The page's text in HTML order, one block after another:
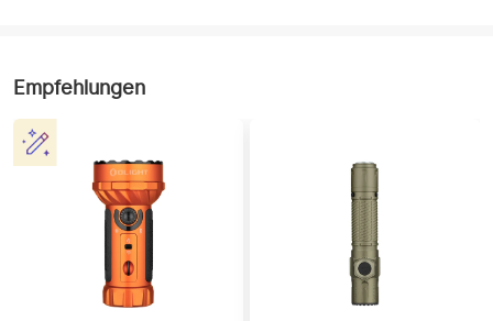
Empfehlungen